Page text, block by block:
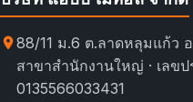
88/11 ม.6 ต.ลาดหลุมแก้ว
สาขาสำนักงานใหญ่ · เลขป
0135566033431